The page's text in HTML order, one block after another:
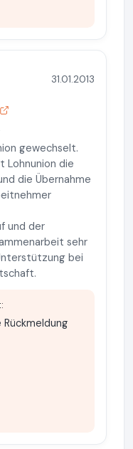
31.01.2013
gewechselt.
Lohnunion die
die Übernahme
und der
sehr
bei